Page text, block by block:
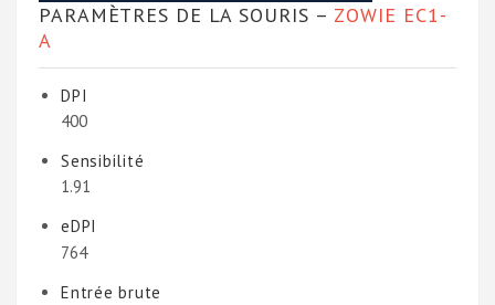
PARAMÈTRES DE LA SOURIS – ZOWIE EC1-
A
DPI
400
Sensibilité
1.91
eDPI
764
Entrée brute